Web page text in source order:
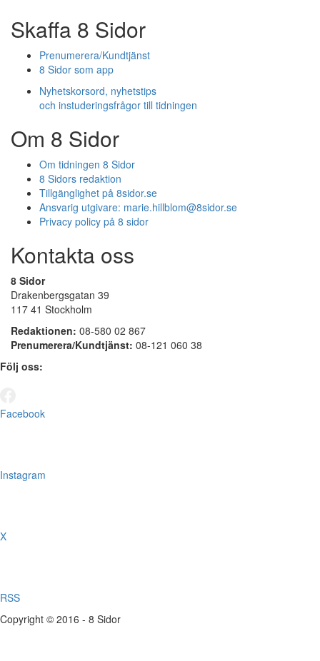
Skaffa 8 Sidor
Prenumerera/Kundtjänst
8 Sidor som app
Nyhetskorsord, nyhetstips
och instuderingsfrågor till tidningen
Om 8 Sidor
Om tidningen 8 Sidor
8 Sidors redaktion
Tillgänglighet på 8sidor.se
Ansvarig utgivare: marie.hillblom@8sidor.se
Privacy policy på 8 sidor
Kontakta oss
8 Sidor
Drakenbergsgatan 39
117 41 Stockholm
Redaktionen: 08-580 02 867
Prenumerera/Kundtjänst: 08-121 060 38
Följ oss:
Facebook
Instagram
X
RSS
Copyright © 2016 - 8 Sidor